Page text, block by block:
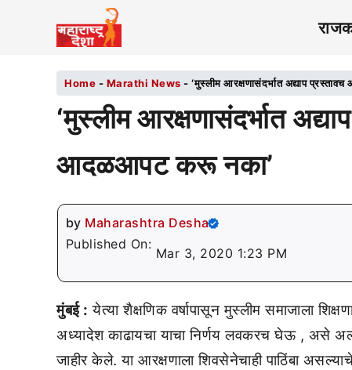
Home - Marathi News - ‘मुस्लीम आरक्षणासंदर्भात अद्याप
‘मुस्लीम आरक्षणासंदर्भात
आदळआपट करू नका’
by Maharashtra Desha
Published On:
Mar 3, 2020 1:23 PM
मुंबई : येत्या शैक्षणिक वर्षापासून मुस्लीम समाजाला
अध्यादेश काढायचा याचा निर्णय लवकरच घेऊ , असे
जाहीर केले. या आरक्षणाला शिवसेनेचाही पाठिंबा